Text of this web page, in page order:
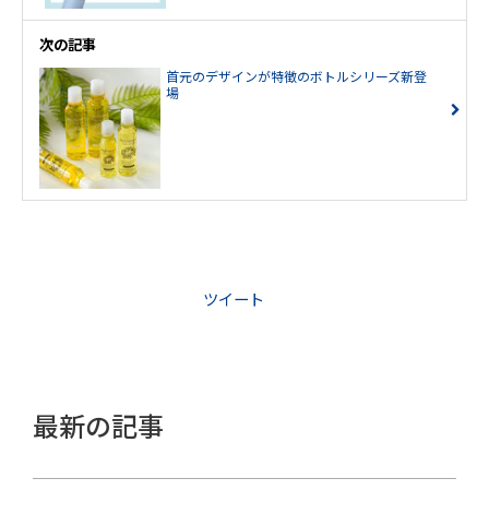
次の記事
首元のデザインが特徴のボトルシリーズ新登
場
ツイート
最新の記事